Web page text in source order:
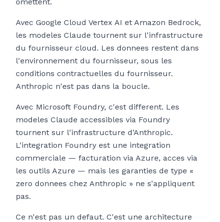
Avec Google Cloud Vertex AI et Amazon Bedrock,
les modeles Claude tournent sur l'infrastructure
du fournisseur cloud. Les donnees restent dans
l'environnement du fournisseur, sous les
conditions contractuelles du fournisseur.
Anthropic n'est pas dans la boucle.
Avec Microsoft Foundry, c'est different. Les
modeles Claude accessibles via Foundry
tournent sur l'infrastructure d'Anthropic.
L'integration Foundry est une integration
commerciale — facturation via Azure, acces via
les outils Azure — mais les garanties de type «
zero donnees chez Anthropic » ne s'appliquent
pas.
Ce n'est pas un defaut. C'est une architecture